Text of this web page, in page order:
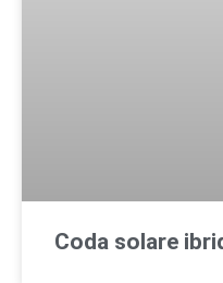
Coda solare